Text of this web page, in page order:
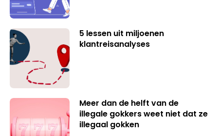
5 lessen uit miljoenen
klantreisanalyses
Meer dan de helft van de
illegale gokkers weet niet dat ze
illegaal gokken